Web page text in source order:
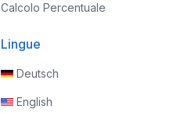
Calcolo Percentuale
Lingue
Deutsch
English